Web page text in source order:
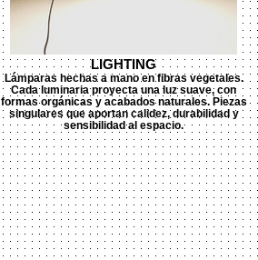
LIGHTING
Lámparas hechas a mano en fibras vegetales.
Cada luminaria proyecta una luz suave, con
formas orgánicas y acabados naturales. Piezas
singulares que aportan calidez, durabilidad y
sensibilidad al espacio.